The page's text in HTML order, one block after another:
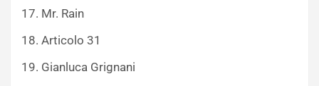
17. Mr. Rain
18. Articolo 31
19. Gianluca Grignani